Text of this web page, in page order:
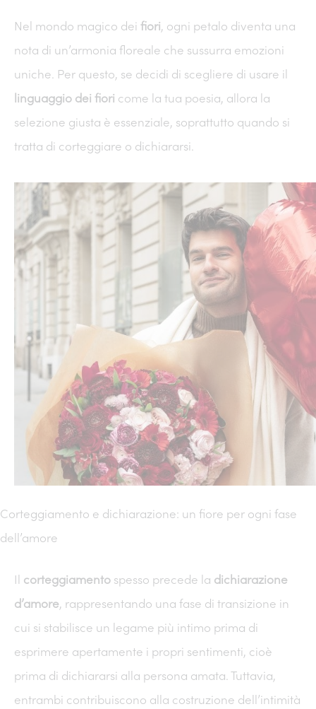
Nel mondo magico dei fiori, ogni petalo diventa una
nota di un’armonia floreale che sussurra emozioni
uniche. Per questo, se decidi di scegliere di usare il
linguaggio dei fiori come la tua poesia, allora la
selezione giusta è essenziale, soprattutto quando si
tratta di corteggiare o dichiararsi.
Corteggiamento e dichiarazione: un fiore per ogni fase
dell’amore
Il corteggiamento spesso precede la dichiarazione
d’amore, rappresentando una fase di transizione in
cui si stabilisce un legame più intimo prima di
esprimere apertamente i propri sentimenti, cioè
prima di dichiararsi alla persona amata. Tuttavia,
entrambi contribuiscono alla costruzione dell’intimità